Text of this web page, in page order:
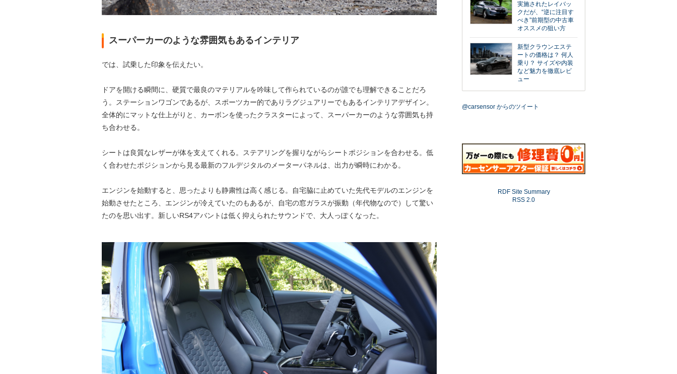
スーパーカーのような雰囲気もあるインテリア
では、試乗した印象を伝えたい。
ドアを開ける瞬間に、硬質で最良のマテリアルを吟味して作られているのが誰でも理解できることだろ
う。ステーションワゴンであるが、スポーツカー的でありラグジュアリーでもあるインテリアデザイン。
全体的にマットな仕上がりと、カーボンを使ったクラスターによって、スーパーカーのような雰囲気も持
ち合わせる。
シートは良質なレザーが体を支えてくれる。ステアリングを握りながらシートポジションを合わせる。低
く合わせたポジションから見る最新のフルデジタルのメーターパネルは、出力が瞬時にわかる。
エンジンを始動すると、思ったよりも静粛性は高く感じる。自宅脇に止めていた先代モデルのエンジンを
始動させたところ、エンジンが冷えていたのもあるが、自宅の窓ガラスが振動（年代物なので）して驚い
たのを思い出す。新しいRS4アバントは低く抑えられたサウンドで、大人っぽくなった。
実施されたレイバッ
クだが、“逆に注目す
べき”前期型の中古車
オススメの狙い方
新型クラウンエステ
ートの価格は？ 何人
乗り？ サイズや内装
など魅力を徹底レビ
ュー
@carsensor からのツイート
RDF Site Summary
RSS 2.0